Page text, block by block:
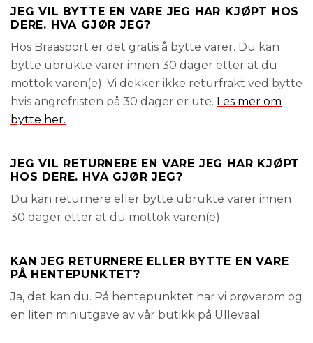
JEG VIL BYTTE EN VARE JEG HAR KJØPT HOS
DERE. HVA GJØR JEG?
Hos Braasport er det gratis å bytte varer. Du kan
bytte ubrukte varer innen 30 dager etter at du
mottok varen(e). Vi dekker ikke returfrakt ved bytte
hvis angrefristen på 30 dager er ute. Les mer om
bytte her.
JEG VIL RETURNERE EN VARE JEG HAR KJØPT
HOS DERE. HVA GJØR JEG?
Du kan returnere eller bytte ubrukte varer innen
30 dager etter at du mottok varen(e).
KAN JEG RETURNERE ELLER BYTTE EN VARE
PÅ HENTEPUNKTET?
Ja, det kan du. På hentepunktet har vi prøverom og
en liten miniutgave av vår butikk på Ullevaal.